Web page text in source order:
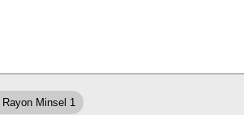
Minsel 1